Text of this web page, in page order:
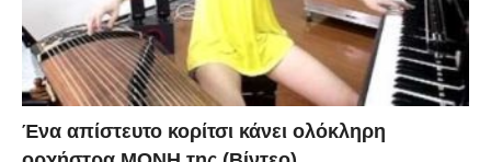
Ένα απίστευτο κορίτσι κάνει ολόκληρη